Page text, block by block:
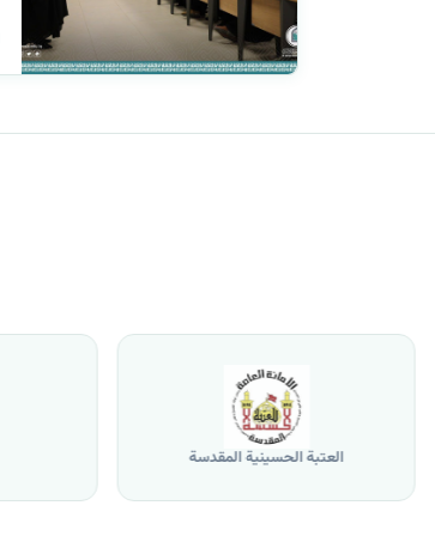
العتبة الحسينية المقدسة